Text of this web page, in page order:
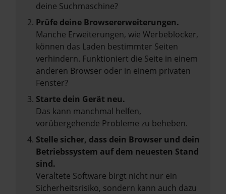
deine Suchmaschine?
Prüfe deine Browsererweiterungen.
Manche Erweiterungen, wie Werbeblocker,
können das Laden bestimmter Seiten
verhindern. Funktioniert die Seite in einem
anderen Browser oder in einem privaten
Fenster?
Starte dein Gerät neu.
Das kann manchmal helfen,
vorübergehende Probleme zu beheben.
Stelle sicher, dass dein Browser und dein
Betriebssystem auf dem neuesten Stand
sind.
Veraltete Software birgt nicht nur ein
Sicherheitsrisiko, sondern kann auch dazu